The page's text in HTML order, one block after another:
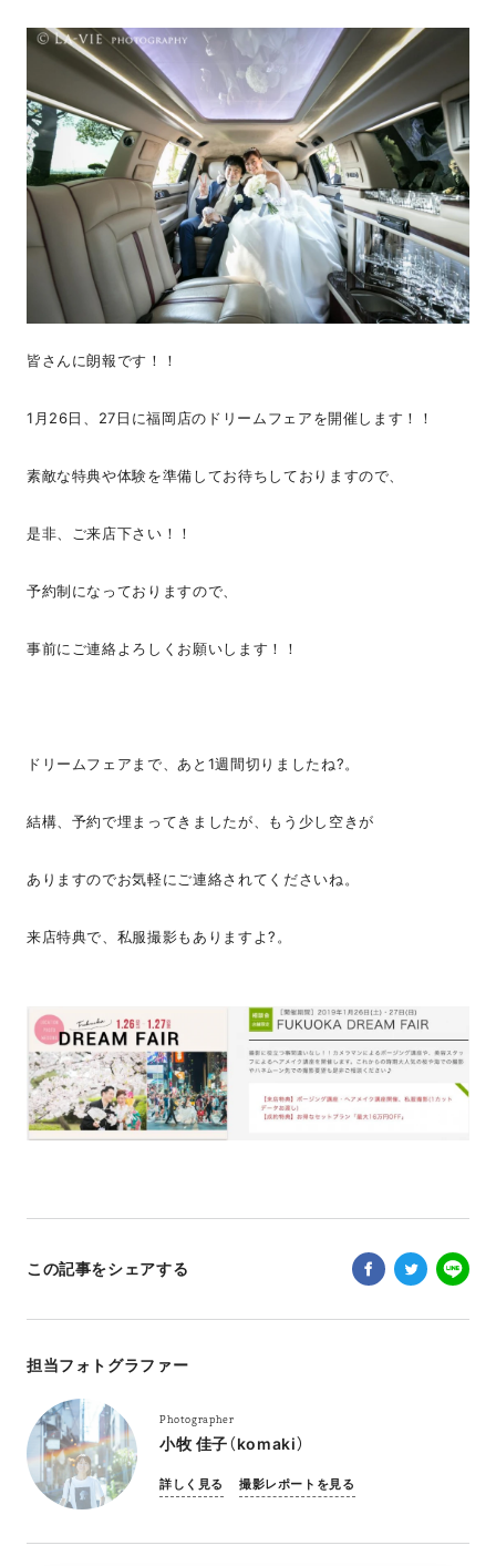
皆さんに朗報です！！
1月26日、27日に福岡店のドリームフェアを開催します！！
素敵な特典や体験を準備してお待ちしておりますので、
是非、ご来店下さい！！
予約制になっておりますので、
事前にご連絡よろしくお願いします！！
ドリームフェアまで、あと1週間切りましたね?。
結構、予約で埋まってきましたが、もう少し空きが
ありますのでお気軽にご連絡されてくださいね。
来店特典で、私服撮影もありますよ?。
この記事をシェアする
担当フォトグラファー
Photographer
小牧 佳子（komaki）
詳しく見る 撮影レポートを見る